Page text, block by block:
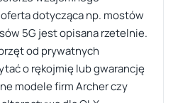
dotycząca np. mostów
5G jest opisana rzetelnie.
od prywatnych
o rękojmię lub gwarancję
modele firm Archer czy